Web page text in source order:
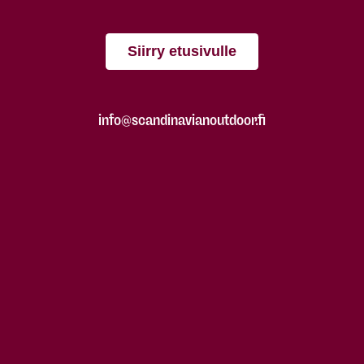
Siirry etusivulle
info@scandinavianoutdoor.fi